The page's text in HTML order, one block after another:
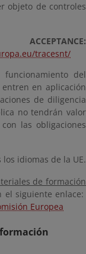
objeto de controles
tracesnt/
del
en aplicación
de diligencia
no tendrán valor
las obligaciones
idiomas de la UE.
de formación
el siguiente enlace:
Europea